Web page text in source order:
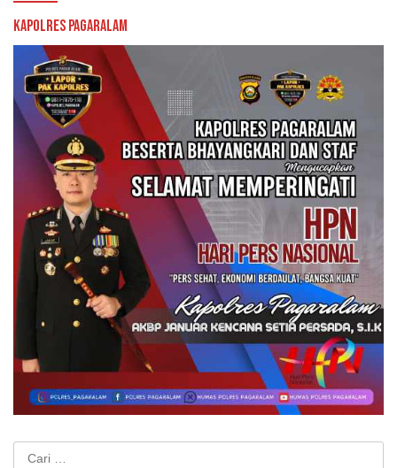
Kapolres Pagaralam